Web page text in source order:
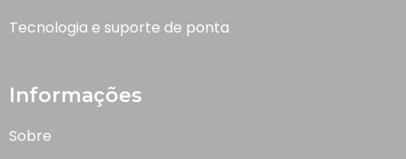
Tecnologia e suporte de ponta
Informações
Sobre